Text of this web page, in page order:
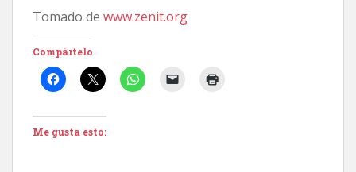
Tomado de www.zenit.org
Compártelo
Me gusta esto: